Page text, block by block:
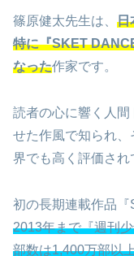
篠原健太先生は、 日
特に『SKET
なった作家です。
読者の心に響く人間
せた作風で知られ
界でも高く評価され
初の長期連載作品『
2013年まで『週刊
部数は1,400万部以